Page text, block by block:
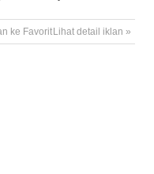
Lihat detail iklan »
ke Favorit